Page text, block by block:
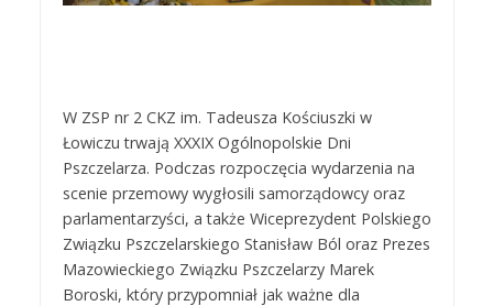
W ZSP nr 2 CKZ im. Tadeusza Kościuszki w
Łowiczu trwają XXXIX Ogólnopolskie Dni
Pszczelarza. Podczas rozpoczęcia wydarzenia na
scenie przemowy wygłosili samorządowcy oraz
parlamentarzyści, a także Wiceprezydent Polskiego
Związku Pszczelarskiego Stanisław Ból oraz Prezes
Mazowieckiego Związku Pszczelarzy Marek
Boroski, który przypomniał jak ważne dla